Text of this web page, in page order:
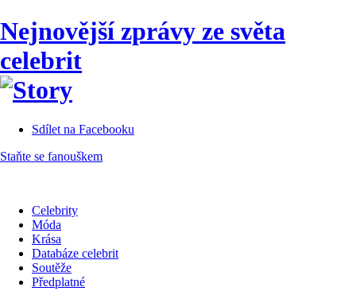
Nejnovější zprávy ze světa
celebrit
Sdílet na Facebooku
Staňte se fanouškem
Celebrity
Móda
Krása
Databáze celebrit
Soutěže
Předplatné